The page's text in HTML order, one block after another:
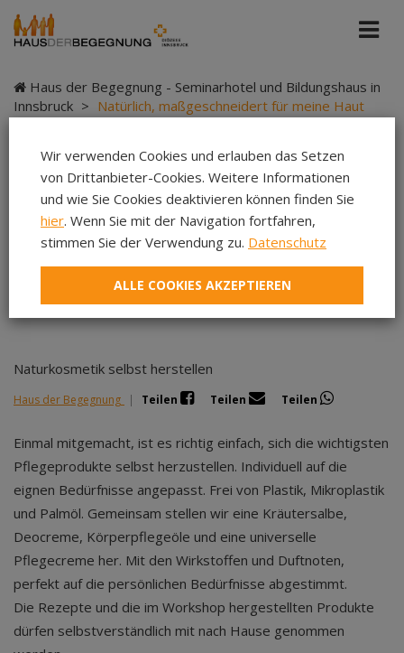
Haus der Begegnung - Seminarhotel und Bildungshaus in
Innsbruck > Natürlich, maßgeschneidert für meine Haut
Natürlich,
maßgeschneidert für
meine Haut
Naturkosmetik selbst herstellen
Haus der Begegnung | Teilen Teilen Teilen
Einmal mitgemacht, ist es richtig einfach, sich die wichtigsten
Pflegeprodukte selbst herzustellen. Individuell auf die
eignen Bedürfnisse angepasst. Frei von Plastik, Mikroplastik
und Palmöl. Gemeinsam stellen wir eine Kräutersalbe,
Deocreme, Körperpflegeöle und eine universelle
Pflegecreme her. Mit den Wirkstoffen und Duftnoten,
perfekt auf die persönlichen Bedürfnisse abgestimmt.
Die Rezepte und die im Workshop hergestellten Produkte
dürfen selbstverständlich mit nach Hause genommen
Wir verwenden Cookies und erlauben das Setzen
von Drittanbieter-Cookies. Weitere Informationen
und wie Sie Cookies deaktivieren können finden Sie
hier. Wenn Sie mit der Navigation fortfahren,
stimmen Sie der Verwendung zu. Datenschutz
ALLE COOKIES AKZEPTIEREN